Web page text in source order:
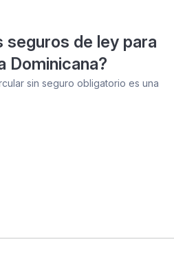
seguros de ley para
Dominicana?
sin seguro obligatorio es una